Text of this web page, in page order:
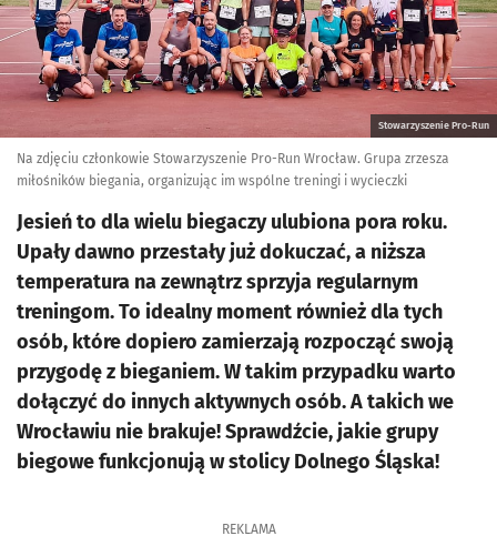
Stowarzyszenie Pro-Run
Na zdjęciu członkowie Stowarzyszenie Pro-Run Wrocław. Grupa zrzesza
miłośników biegania, organizując im wspólne treningi i wycieczki
Jesień to dla wielu biegaczy ulubiona pora roku.
Upały dawno przestały już dokuczać, a niższa
temperatura na zewnątrz sprzyja regularnym
treningom. To idealny moment również dla tych
osób, które dopiero zamierzają rozpocząć swoją
przygodę z bieganiem. W takim przypadku warto
dołączyć do innych aktywnych osób. A takich we
Wrocławiu nie brakuje! Sprawdźcie, jakie grupy
biegowe funkcjonują w stolicy Dolnego Śląska!
REKLAMA